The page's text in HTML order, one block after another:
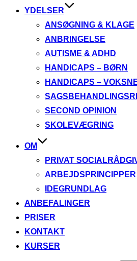
YDELSER
ANSØGNING & KLAGE
ANBRINGELSE
AUTISME & ADHD
HANDICAPS – BØRN
HANDICAPS –
SECOND OPINION
SKOLEVÆGRING
OM
PRIVAT
ARBEJDSPRINCIPPER
IDEGRUNDLAG
ANBEFALINGER
PRISER
KONTAKT
KURSER